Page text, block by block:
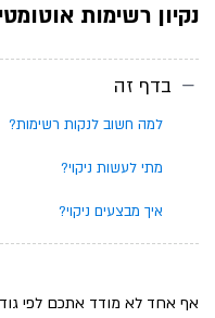
נקיון רשימות אוטומטי
בדף זה
למה חשוב לנקות רשימות?
מתי לעשות ניקוי?
איך מבצעים ניקוי?
אף אחד לא מודד אתכם לפי